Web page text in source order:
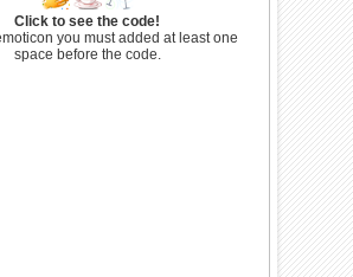
Click to see the code!
you must added at least one
space before the code.